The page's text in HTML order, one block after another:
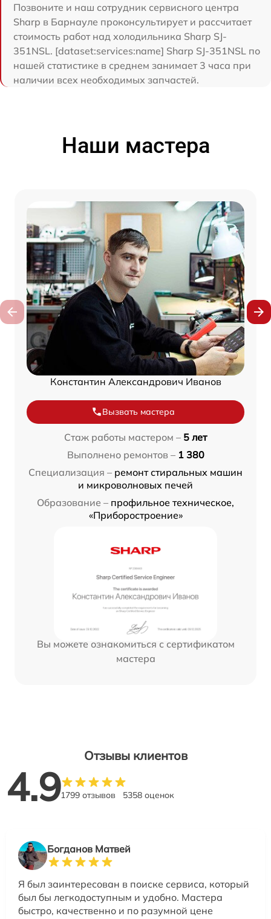
Позвоните и наш сотрудник сервисного центра
Sharp в Барнауле проконсультирует и рассчитает
стоимость работ над холодильника Sharp SJ-
351NSL. [dataset:services:name] Sharp SJ-351NSL по
нашей статистике в среднем занимает 3 часа при
наличии всех необходимых запчастей.
Наши мастера
Константин Александрович Иванов
Вызвать мастера
Стаж работы мастером – 5 лет
Выполнено ремонтов – 1 380
Специализация – ремонт стиральных машин
и микроволновых печей
Образование – профильное техническое,
«Приборостроение»
Вы можете ознакомиться с сертификатом
мастера
Отзывы клиентов
4.91799 отзывов 5358 оценок
Богданов Матвей
Я был заинтересован в поиске сервиса, который
был бы легкодоступным и удобно. Мастера
быстро, качественно и по разумной цене